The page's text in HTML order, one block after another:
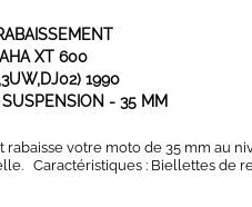
XT 600
1990
SUSPENSION - 35 MM
rabaisse votre moto de 35 mm au
Caractéristiques : Biellettes de